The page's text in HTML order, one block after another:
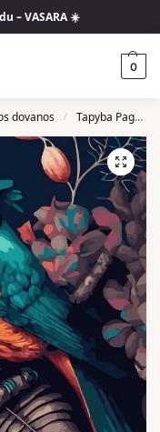
– VASARA ☀️
0
dovanos / Tapyba Pagal Skaičius